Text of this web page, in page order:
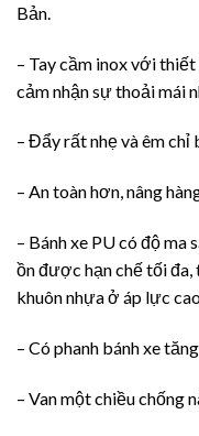
Bản.
– Tay cầm inox với
cảm nhận sự thoải mái
– Đẩy rất nhẹ và êm chỉ
– An toàn hơn, nâng
– Bánh xe PU có độ ma
ồn được hạn chế tối đa,
khuôn nhựa ở áp lực
– Có phanh bánh xe
– Van một chiều chống